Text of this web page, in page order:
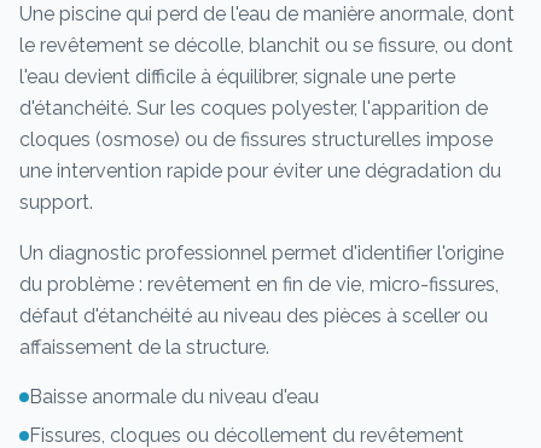
Une piscine qui perd de l'eau de manière anormale, dont
le revêtement se décolle, blanchit ou se fissure, ou dont
l'eau devient difficile à équilibrer, signale une perte
d'étanchéité. Sur les coques polyester, l'apparition de
cloques (osmose) ou de fissures structurelles impose
une intervention rapide pour éviter une dégradation du
support.
Un diagnostic professionnel permet d'identifier l'origine
du problème : revêtement en fin de vie, micro-fissures,
défaut d'étanchéité au niveau des pièces à sceller ou
affaissement de la structure.
Baisse anormale du niveau d'eau
Fissures, cloques ou décollement du revêtement